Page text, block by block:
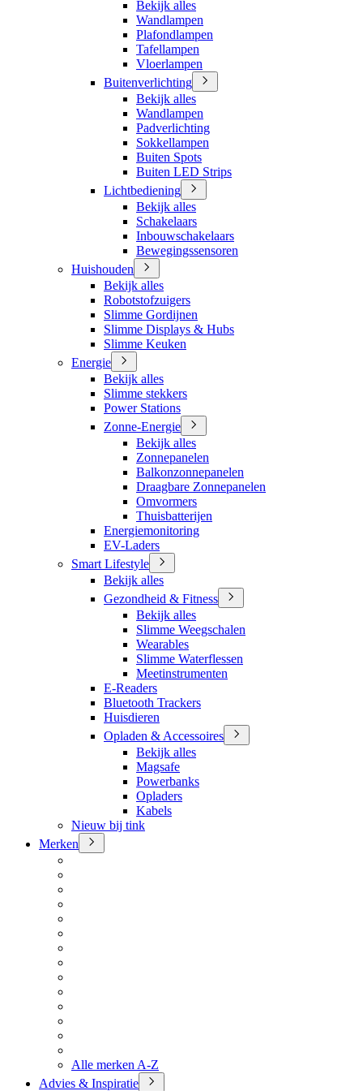
Bekijk alles
Wandlampen
Plafondlampen
Tafellampen
Vloerlampen
Buitenverlichting
Bekijk alles
Wandlampen
Padverlichting
Sokkellampen
Buiten Spots
Buiten LED Strips
Lichtbediening
Bekijk alles
Schakelaars
Inbouwschakelaars
Bewegingssensoren
Huishouden
Bekijk alles
Robotstofzuigers
Slimme Gordijnen
Slimme Displays & Hubs
Slimme Keuken
Energie
Bekijk alles
Slimme stekkers
Power Stations
Zonne-Energie
Bekijk alles
Zonnepanelen
Balkonzonnepanelen
Draagbare Zonnepanelen
Omvormers
Thuisbatterijen
Energiemonitoring
EV-Laders
Smart Lifestyle
Bekijk alles
Gezondheid & Fitness
Bekijk alles
Slimme Weegschalen
Wearables
Slimme Waterflessen
Meetinstrumenten
E-Readers
Bluetooth Trackers
Huisdieren
Opladen & Accessoires
Bekijk alles
Magsafe
Powerbanks
Opladers
Kabels
Nieuw bij tink
Merken
Alle merken A-Z
Advies & Inspiratie